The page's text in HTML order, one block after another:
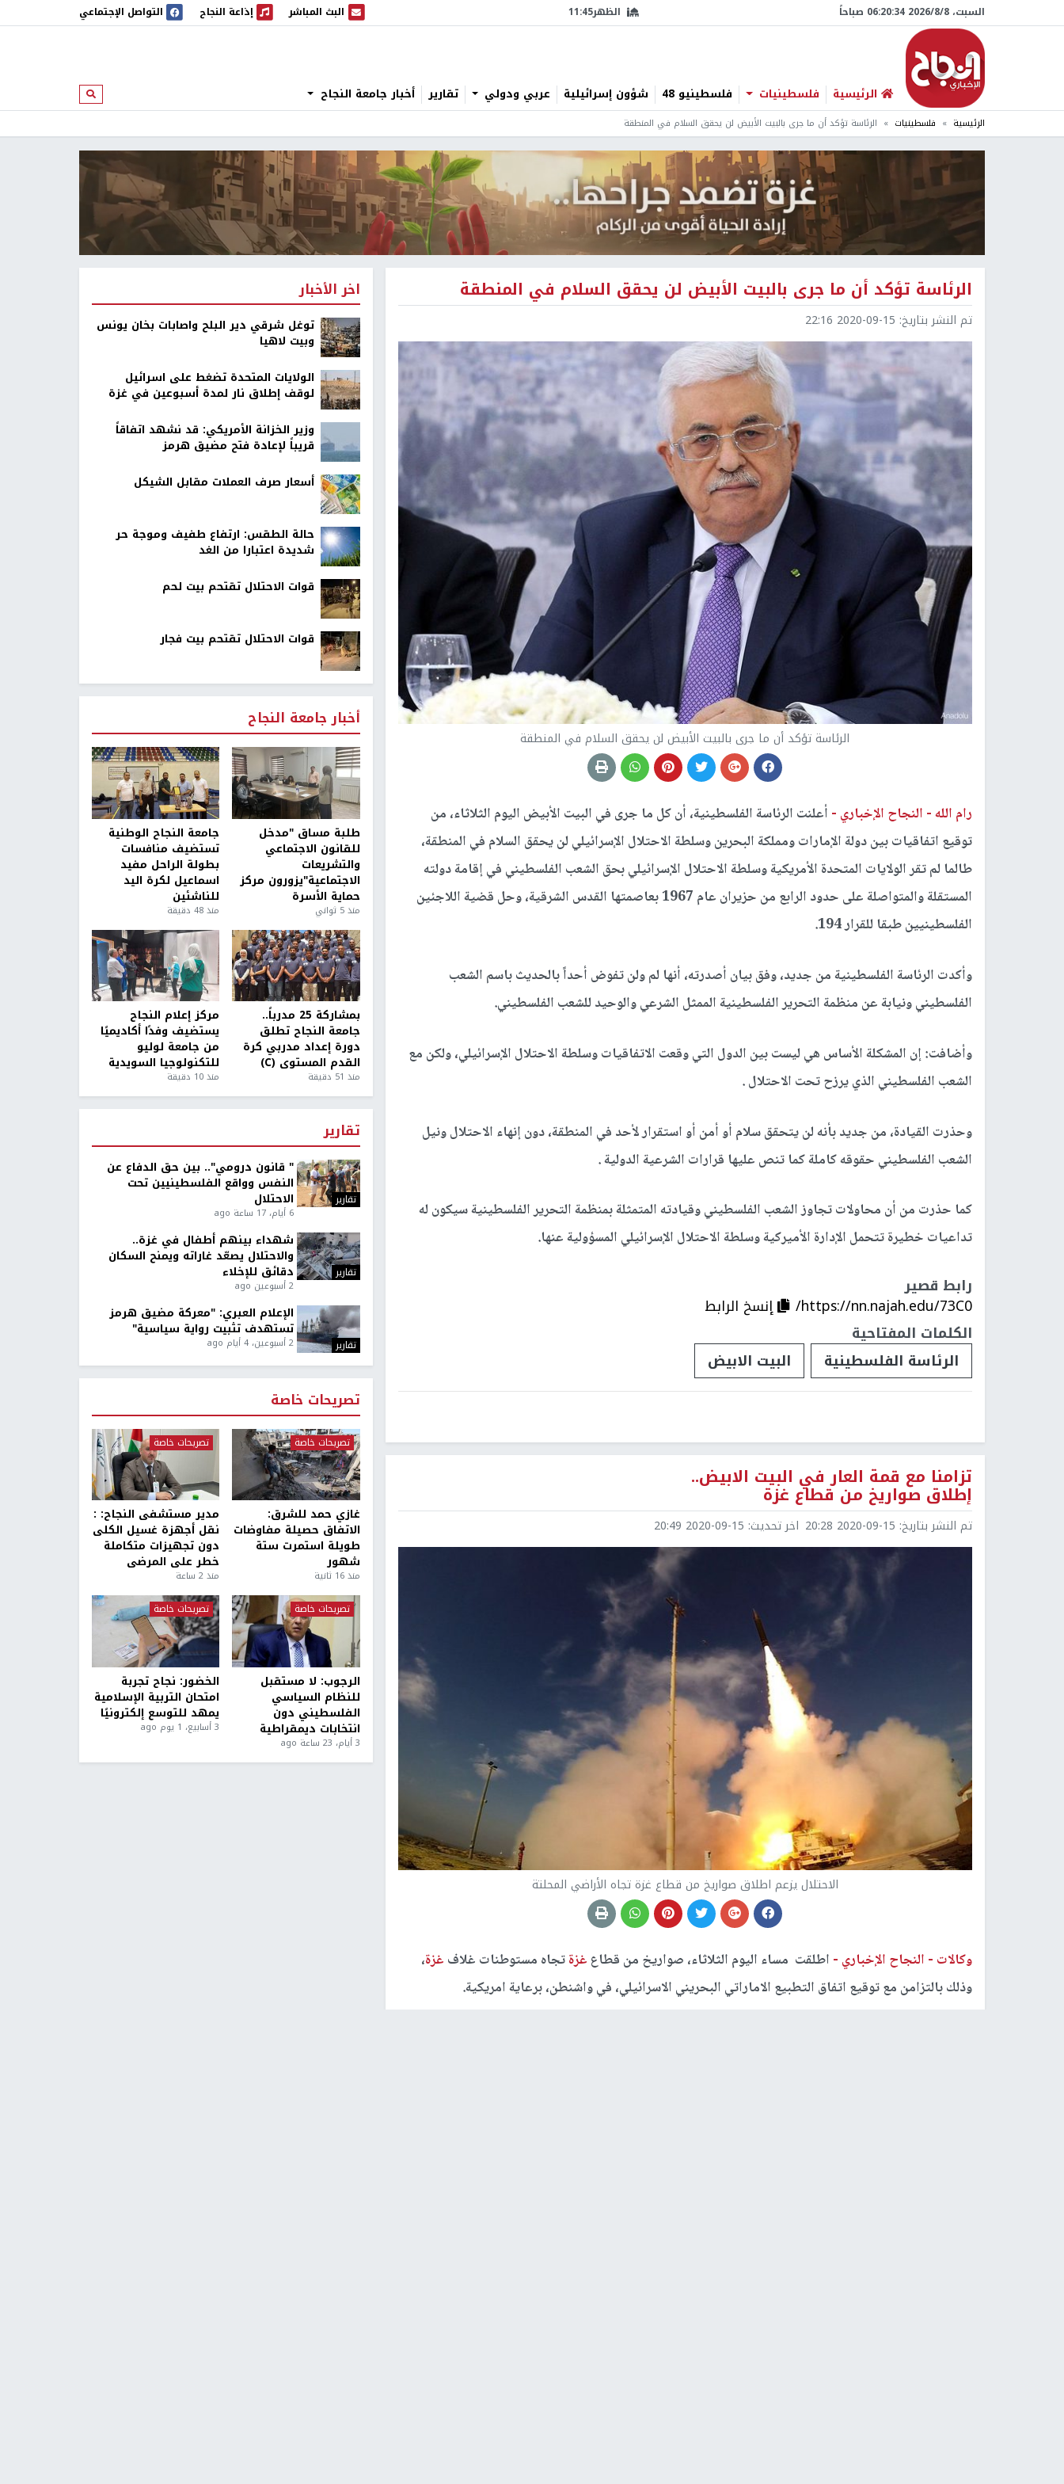
السبت، 8/‏8/‏2026 06:20:35 صباحاً الظهر11:45 البث المباشر
البث المباشر إذاعة النجاح
إذاعة النجاح التواصل الإجتماعي
الرئيسية فلسطينيات فلسطينيو 48 شؤون إسرائيلية عربي ودولي تقارير أخبار جامعة النجاح ابحث
الرئيسية فلسطينيات الرئاسة تؤكد أن ما جرى بالبيت الأبيض لن يحقق السلام في المنطقة
الرئاسة تؤكد أن ما جرى بالبيت الأبيض لن يحقق السلام في المنطقة
تم النشر بتاريخ: 2020-09-15 22:16
الرئاسة تؤكد أن ما جرى بالبيت الأبيض لن يحقق السلام في المنطقة
رام الله - النجاح الإخباري - أعلنت الرئاسة الفلسطينية، أن كل ما جرى في البيت الأبيض اليوم الثلاثاء، من
توقيع اتفاقيات بين دولة الإمارات ومملكة البحرين وسلطة الاحتلال الإسرائيلي لن يحقق السلام في المنطقة،
طالما لم تقر الولايات المتحدة الأمريكية وسلطة الاحتلال الإسرائيلي بحق الشعب الفلسطيني في إقامة دولته
المستقلة والمتواصلة على حدود الرابع من حزيران عام 1967 بعاصمتها القدس الشرقية، وحل قضية اللاجئين
الفلسطينيين طبقا للقرار 194.
وأكدت الرئاسة الفلسطينية من جديد، وفق بيان أصدرته، أنها لم ولن تفوض أحداً بالحديث باسم الشعب
الفلسطيني ونيابة عن منظمة التحرير الفلسطينية الممثل الشرعي والوحيد للشعب الفلسطيني.
وأضافت: إن المشكلة الأساس هي ليست بين الدول التي وقعت الاتفاقيات وسلطة الاحتلال الإسرائيلي، ولكن مع
الشعب الفلسطيني الذي يرزح تحت الاحتلال .
وحذرت القيادة، من جديد بأنه لن يتحقق سلام أو أمن أو استقرار لأحد في المنطقة، دون إنهاء الاحتلال ونيل
الشعب الفلسطيني حقوقه كاملة كما تنص عليها قرارات الشرعية الدولية .
كما حذرت من أن محاولات تجاوز الشعب الفلسطيني وقيادته المتمثلة بمنظمة التحرير الفلسطينية سيكون له
تداعيات خطيرة تتحمل الإدارة الأميركية وسلطة الاحتلال الإسرائيلي المسؤولية عنها.
رابط قصير
https://nn.najah.edu/73C0/
إنسخ الرابط
الكلمات المفتاحية
الرئاسة الفلسطينية
البيت الابيض
تزامنا مع قمة العار في البيت الابيض..
إطلاق صواريخ من قطاع غزة
تم النشر بتاريخ: 2020-09-15 20:28 اخر تحديث: 2020-09-15 20:49
الاحتلال يزعم اطلاق صواريخ من قطاع غزة تجاه الأراضي المحلتة
وكالات - النجاح الإخباري - اطلقت مساء اليوم الثلاثاء، صواريخ من قطاع غزةتجاه مستوطنات غلاف غزة،
وذلك بالتزامن مع توقيع اتفاق التطبيع الاماراتي البحريني الاسرائيلي، في واشنطن، برعاية امريكية.
اخر الأخبار
توغل شرقي دير البلح واصابات بخان يونس
وبيت لاهيا
الولايات المتحدة تضغط على اسرائيل
لوقف إطلاق نار لمدة أسبوعين في غزة
وزير الخزانة الأمريكي: قد نشهد اتفاقاً
قريباً لإعادة فتح مضيق هرمز
أسعار صرف العملات مقابل الشيكل
حالة الطقس: ارتفاع طفيف وموجة حر
شديدة اعتبارا من الغد
قوات الاحتلال تقتحم بيت لحم
قوات الاحتلال تقتحم بيت فجار
أخبار جامعة النجاح
طلبة مساق "مدخل
للقانون الاجتماعي
والتشريعات
الاجتماعية"يزورون مركز
حماية الأسرة
منذ 5 ثواني
جامعة النجاح الوطنية
تستضيف منافسات
بطولة الراحل مفيد
اسماعيل لكرة اليد
للناشئين
منذ 48 دقيقة
بمشاركة 25 مدرباً..
جامعة النجاح تطلق
دورة إعداد مدربي كرة
القدم المستوى (C)
منذ 51 دقيقة
مركز إعلام النجاح
يستضيف وفدًا أكاديميًا
من جامعة لوليو
للتكنولوجيا السويدية
منذ 10 دقيقة
تقارير
تقارير
" قانون درومي".. بين حق الدفاع عن
النفس وواقع الفلسطينيين تحت
الاحتلال
6 أيام، 17 ساعة ago
تقارير
شهداء بينهم أطفال في غزة..
والاحتلال يصعّد غاراته ويمنح السكان
دقائق للإخلاء
2 أسبوعين ago
تقارير
الإعلام العبري: "معركة مضيق هرمز
تستهدف تثبيت رواية سياسية"
2 أسبوعين، 4 أيام ago
تصريحات خاصة
تصريحات خاصة
غازي حمد للشرق:
الاتفاق حصيلة مفاوضات
طويلة استمرت ستة
شهور
منذ 16 ثانية
تصريحات خاصة
مدير مستشفى النجاح: :
نقل أجهزة غسيل الكلى
دون تجهيزات متكاملة
خطر على المرضى
منذ 2 ساعة
تصريحات خاصة
الرجوب: لا مستقبل
للنظام السياسي
الفلسطيني دون
انتخابات ديمقراطية
3 أيام، 23 ساعة ago
تصريحات خاصة
الخضور: نجاح تجربة
امتحان التربية الإسلامية
يمهد للتوسع إلكترونيًا
3 أسابيع، 1 يوم ago